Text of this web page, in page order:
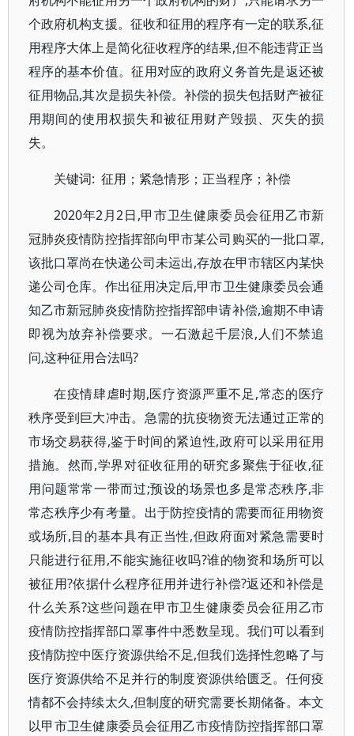
个政府机构支援。征收和征用的程序有一定的联系,征
用程序大体上是简化征收程序的结果,但不能违背正当
程序的基本价值。征用对应的政府义务首先是返还被
征用物品,其次是损失补偿。补偿的损失包括财产被征
用期间的使用权损失和被征用财产毁损、灭失的损
失。
关键词: 征用；紧急情形；正当程序；补偿
2020年2月2日,甲市卫生健康委员会征用乙市新
冠肺炎疫情防控指挥部向甲市某公司购买的一批口罩,
该批口罩尚在快递公司未运出,存放在甲市辖区内某快
递公司仓库。作出征用决定后,甲市卫生健康委员会通
知乙市新冠肺炎疫情防控指挥部申请补偿,逾期不申请
即视为放弃补偿要求。一石激起千层浪,人们不禁追
问,这种征用合法吗?
在疫情肆虐时期,医疗资源严重不足,常态的医疗
秩序受到巨大冲击。急需的抗疫物资无法通过正常的
市场交易获得,鉴于时间的紧迫性,政府可以采用征用
措施。然而,学界对征收征用的研究多聚焦于征收,征
用问题常常一带而过;预设的场景也多是常态秩序,非
常态秩序少有考量。出于防控疫情的需要而征用物资
或场所,目的基本具有正当性,但政府面对紧急需要时
只能进行征用,不能实施征收吗?谁的物资和场所可以
被征用?依据什么程序征用并进行补偿?返还和补偿是
什么关系?这些问题在甲市卫生健康委员会征用乙市
疫情防控指挥部口罩事件中悉数呈现。我们可以看到
疫情防控中医疗资源供给不足,但我们选择性忽略了与
医疗资源供给不足并行的制度资源供给匮乏。任何疫
情都不会持续太久,但制度的研究需要长期储备。本文
以甲市卫生健康委员会征用乙市疫情防控指挥部口罩